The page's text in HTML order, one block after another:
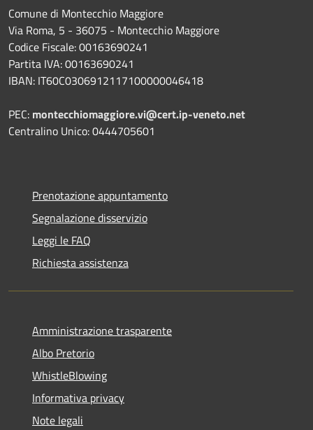
Comune di Montecchio Maggiore
Via Roma, 5 - 36075 - Montecchio Maggiore
Codice Fiscale: 00163690241
Partita IVA: 00163690241
IBAN: IT60C0306912117100000046418
PEC: montecchiomaggiore.vi@cert.ip-veneto.net
Centralino Unico: 0444705601
Prenotazione appuntamento
Segnalazione disservizio
Leggi le FAQ
Richiesta assistenza
Amministrazione trasparente
Albo Pretorio
WhistleBlowing
Informativa privacy
Note legali